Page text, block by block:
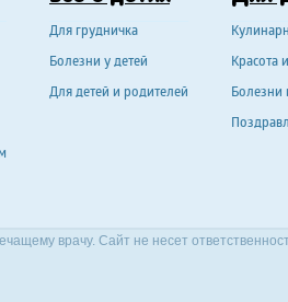
Для грудничка
Болезни у детей
Для детей и родителей
Красота
Болезни
врачу. Сайт не несет